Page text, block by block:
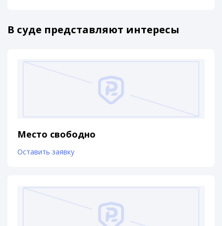
В суде представляют интересы
Место свободно
Оставить заявку